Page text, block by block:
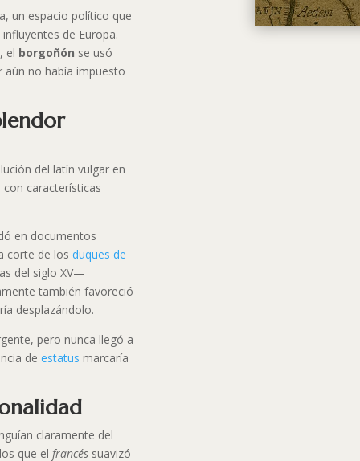
un espacio político que
de Europa.
el borgoñón se usó
aún no había impuesto
del latín vulgar en
con características
en documentos
corte de losduques de
del siglo XV—
también favoreció
desplazándolo.
pero nunca llegó a
deestatus marcaría
claramente del
que elfrancés suavizó